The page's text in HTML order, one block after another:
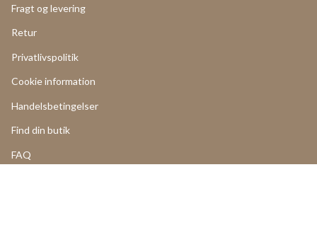
Fragt og levering
Retur
Privatlivspolitik
Cookie information
Handelsbetingelser
Find din butik
FAQ